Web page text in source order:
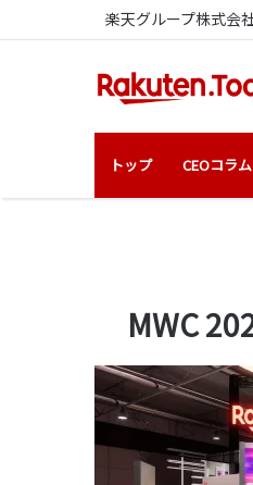
楽天グループ株式会
トップ CEOコラム
MWC